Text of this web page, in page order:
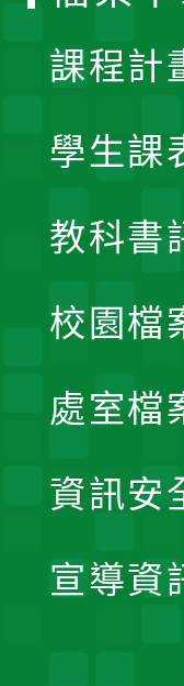
課程計
學生課
教科書
校園檔
處室檔
資訊安
宣導資